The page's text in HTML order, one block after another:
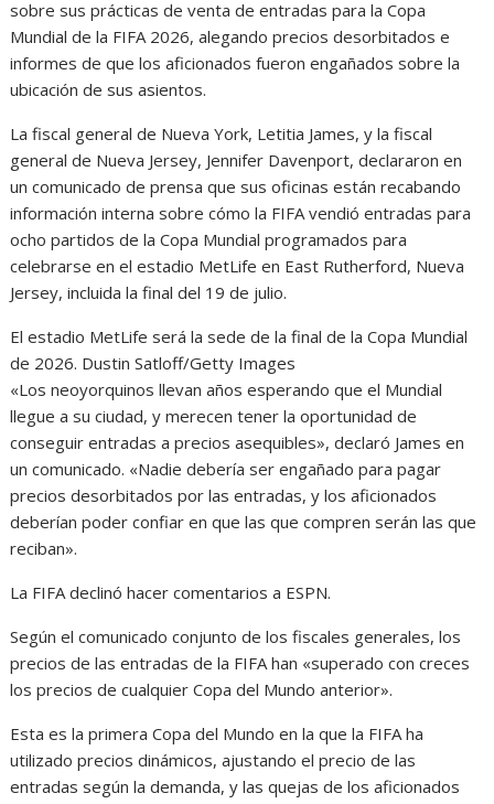
sobre sus prácticas de venta de entradas para la Copa
Mundial de la FIFA 2026, alegando precios desorbitados e
informes de que los aficionados fueron engañados sobre la
ubicación de sus asientos.
La fiscal general de Nueva York, Letitia James, y la fiscal
general de Nueva Jersey, Jennifer Davenport, declararon en
un comunicado de prensa que sus oficinas están recabando
información interna sobre cómo la FIFA vendió entradas para
ocho partidos de la Copa Mundial programados para
celebrarse en el estadio MetLife en East Rutherford, Nueva
Jersey, incluida la final del 19 de julio.
El estadio MetLife será la sede de la final de la Copa Mundial
de 2026. Dustin Satloff/Getty Images
«Los neoyorquinos llevan años esperando que el Mundial
llegue a su ciudad, y merecen tener la oportunidad de
conseguir entradas a precios asequibles», declaró James en
un comunicado. «Nadie debería ser engañado para pagar
precios desorbitados por las entradas, y los aficionados
deberían poder confiar en que las que compren serán las que
reciban».
La FIFA declinó hacer comentarios a ESPN.
Según el comunicado conjunto de los fiscales generales, los
precios de las entradas de la FIFA han «superado con creces
los precios de cualquier Copa del Mundo anterior».
Esta es la primera Copa del Mundo en la que la FIFA ha
utilizado precios dinámicos, ajustando el precio de las
entradas según la demanda, y las quejas de los aficionados